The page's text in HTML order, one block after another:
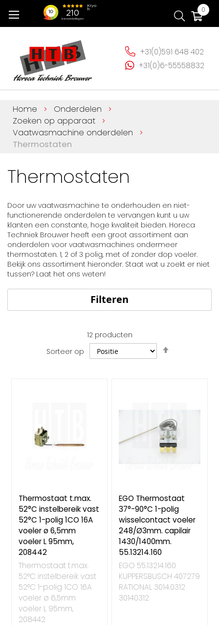
naar
0
+31(0)591 648 402
+31(0)6-55558832
Home
Onderdelen
Zoeken op apparaat
Vaatwasmachine onderdelen
Thermostaten
Thermostaten
Door uw vaatwasmachine te onderhouden en niet-
functionerende onderdelen te vervangen kunt u uw
klanten een constante, hoge kwaliteit bieden. Horeca
Techniek Brouwer heeft een groot assortiment aan
onderdelen voor vaatwasmachines ondermeer
thermostaten. 1, 2 of 3 polig, met of zonder dop voeler.
Bekijk ons assortiment hieronder. Staat wat u zoekt er niet
tussen? Laat het ons weten!
Filteren
12producten
Sorteer op
Thermostaat t.max.
52°C instelbereik vast
52°C 1-polig 1CO 16A
voeler ø 6,5mm
voeler L 95mm,
208442
Thermostaat t.max.
52°C instelbereik vast
52°C 1-polig 1CO 16A
voeler ø 6,5mm
voeler L 95mm,
208442
EGO Thermostaat
37°-90°C 1-polig
wisselcontact voeler
248/Ø3mm. capilair
1430/1400mm.
55.13214.160
EGO 55.13214.160
KUPPERSBUSCH 407279
RATIONAL 3014.0312
30140312